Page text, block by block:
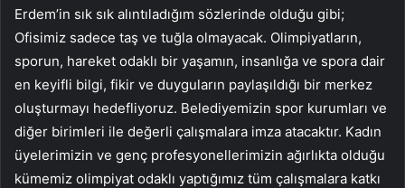
Erdem’in sık sık alıntıladığım sözlerinde olduğu gibi;
Ofisimiz sadece taş ve tuğla olmayacak. Olimpiyatların,
sporun, hareket odaklı bir yaşamın, insanlığa ve spora dair
en keyifli bilgi, fikir ve duyguların paylaşıldığı bir merkez
oluşturmayı hedefliyoruz. Belediyemizin spor kurumları ve
diğer birimleri ile değerli çalışmalara imza atacaktır. Kadın
üyelerimizin ve genç profesyonellerimizin ağırlıkta olduğu
kümemiz olimpiyat odaklı yaptığımız tüm çalışmalara katkı